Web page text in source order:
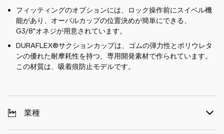
フィッティングのオプションには、ロック操作前にスイベル機
能があり、オーバルカップの位置決めが簡単にできる、
G3/8"オネジが用意されています。
DURAFLEX®サクションカップは、ゴムの弾力性とポリウレタ
ンの優れた耐摩耗性を持つ、専用開発素材で作られています。
この材質は、吸着痕防止モデルです。
業種